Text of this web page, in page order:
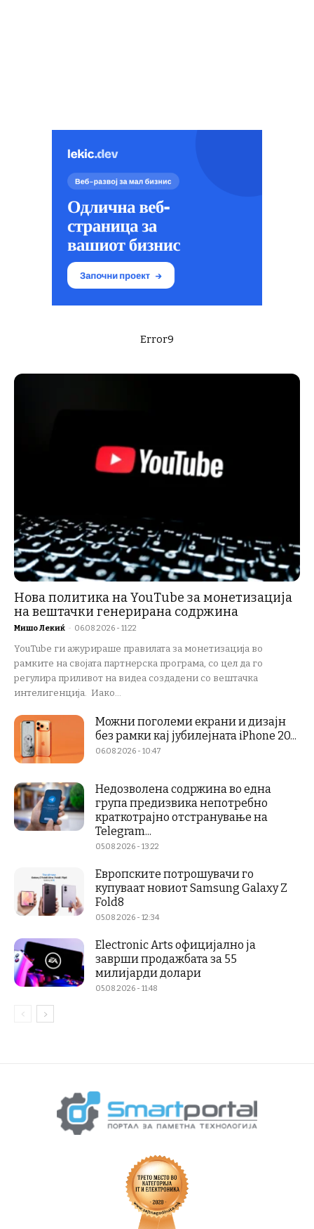
Error9
Нова политика на YouTube за монетизација
на вештачки генерирана содржина
Мишо Лекиќ - 06.08.2026 - 11:22
YouTube ги ажурираше правилата за монетизација во
рамките на својата партнерска програма, со цел да го
регулира приливот на видеа создадени со вештачка
интелигенција. Иако...
Можни поголеми екрани и дизајн
без рамки кај јубилејната iPhone 20...
06.08.2026 - 10:47
Недозволена содржина во една
група предизвика непотребно
краткотрајно отстранување на
Telegram...
05.08.2026 - 13:22
Европските потрошувачи го
купуваат новиот Samsung Galaxy Z
Fold8
05.08.2026 - 12:34
Electronic Arts официјално ја
заврши продажбата за 55
милијарди долари
05.08.2026 - 11:48